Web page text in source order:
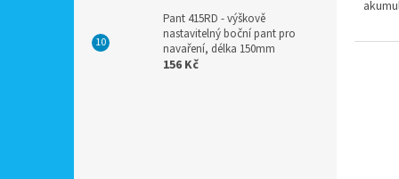
Pant 415RD - výškově
nastavitelný boční pant pro
navaření, délka 150mm
156 Kč